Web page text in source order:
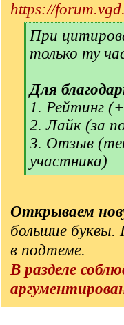
https://
[
q
]
При
только ту
Для
1. Рейтинг
2. Лайк (за
3. Отзыв
участника)
[
]
Открываем
большие буквы.
в подтеме.
В разделе